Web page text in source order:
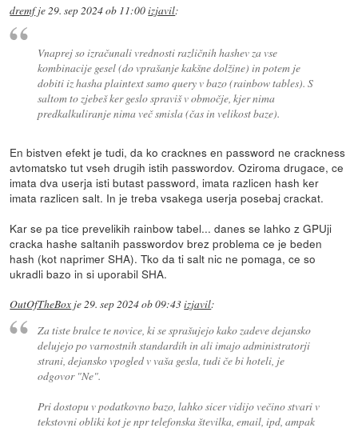
dremfje29. sep 2024 ob 11:00izjavil:
Vnaprej so izračunali vrednosti različnih hashev za vse
kombinacije gesel (do vprašanje kakšne dolžine) in potem je
dobiti iz hasha plaintext samo query v bazo (rainbow tables). S
saltom to zjebeš ker geslo spraviš v območje, kjer nima
predkalkuliranje nima več smisla (čas in velikost baze).
En bistven efekt je tudi, da ko cracknes en password ne crackness
avtomatsko tut vseh drugih istih passwordov. Oziroma drugace, ce
imata dva userja isti butast password, imata razlicen hash ker
imata razlicen salt. In je treba vsakega userja posebaj crackat.
Kar se pa tice prevelikih rainbow tabel... danes se lahko z GPUji
cracka hashe saltanih passwordov brez problema ce je beden
hash (kot naprimer SHA). Tko da ti salt nic ne pomaga, ce so
ukradli bazo in si uporabil SHA.
OutOfTheBox je29. sep 2024 ob 09:43izjavil:
Za tiste bralce te novice, ki se sprašujejo kako zadeve dejansko
delujejo po varnostnih standardih in ali imajo administratorji
strani, dejansko vpogled v vaša gesla, tudi če bi hoteli, je
odgovor "Ne".
Pri dostopu v podatkovno bazo, lahko sicer vidijo večino stvari v
tekstovni obliki kot je npr telefonska številka, email, ipd, ampak